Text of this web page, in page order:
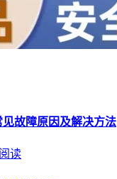
故障原因及解决方法
读